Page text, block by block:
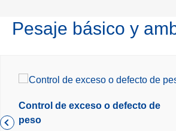
Pesaje básico y
Control de exceso o defecto de
peso